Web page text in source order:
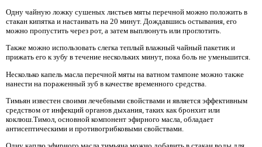
Одну чайную ложку сушеных листьев мяты перечной можно положить в
стакан кипятка и настаивать на 20 минут. Дождавшись остывания, его
можно пропустить через рот, а затем выплюнуть или проглотить.
Также можно использовать слегка теплый влажный чайный пакетик и
прижать его к зубу в течение нескольких минут, пока боль не уменьшится.
Несколько капель масла перечной мяты на ватном тампоне можно также
нанести на пораженный зуб в качестве временного средства.
Тимьян известен своими лечебными свойствами и является эффективным
средством от инфекций органов дыхания, таких как бронхит или
коклюш.Тимол, основной компонент эфирного масла, обладает
антисептическими и противогрибковыми свойствами.